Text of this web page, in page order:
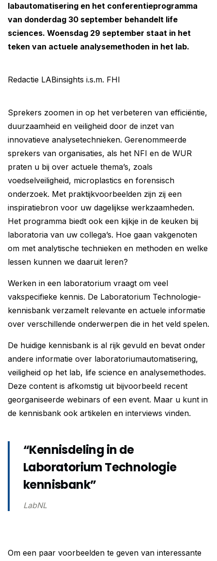
labautomatisering en het conferentieprogramma
van donderdag 30 september behandelt life
sciences. Woensdag 29 september staat in het
teken van actuele analysemethoden in het lab.
Redactie LABinsights i.s.m. FHI
Sprekers zoomen in op het verbeteren van efficiëntie,
duurzaamheid en veiligheid door de inzet van
innovatieve analysetechnieken. Gerenommeerde
sprekers van organisaties, als het NFI en de WUR
praten u bij over actuele thema’s, zoals
voedselveiligheid, microplastics en forensisch
onderzoek. Met praktijkvoorbeelden zijn zij een
inspiratiebron voor uw dagelijkse werkzaamheden.
Het programma biedt ook een kijkje in de keuken bij
laboratoria van uw collega’s. Hoe gaan vakgenoten
om met analytische technieken en methoden en welke
lessen kunnen we daaruit leren?
Werken in een laboratorium vraagt om veel
vakspecifieke kennis. De Laboratorium Technologie-
kennisbank verzamelt relevante en actuele informatie
over verschillende onderwerpen die in het veld spelen.
De huidige kennisbank is al rijk gevuld en bevat onder
andere informatie over laboratoriumautomatisering,
veiligheid op het lab, life science en analysemethodes.
Deze content is afkomstig uit bijvoorbeeld recent
georganiseerde webinars of een event. Maar u kunt in
de kennisbank ook artikelen en interviews vinden.
“Kennisdeling in de
Laboratorium Technologie
kennisbank”
LabNL
Om een paar voorbeelden te geven van interessante